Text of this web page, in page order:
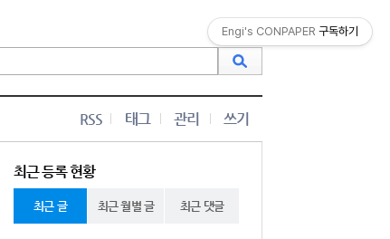
RSS 태그 관리 쓰기
최근 등록 현황
최근 글 최근 월별 글 최근 댓글
Engi's CONPAPER 구독하기